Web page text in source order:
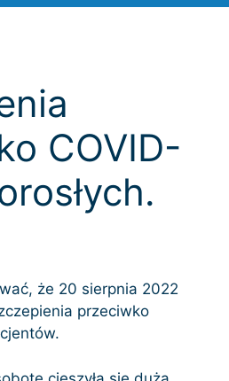
COVID-
że 20 sierpnia 2022
przeciwko